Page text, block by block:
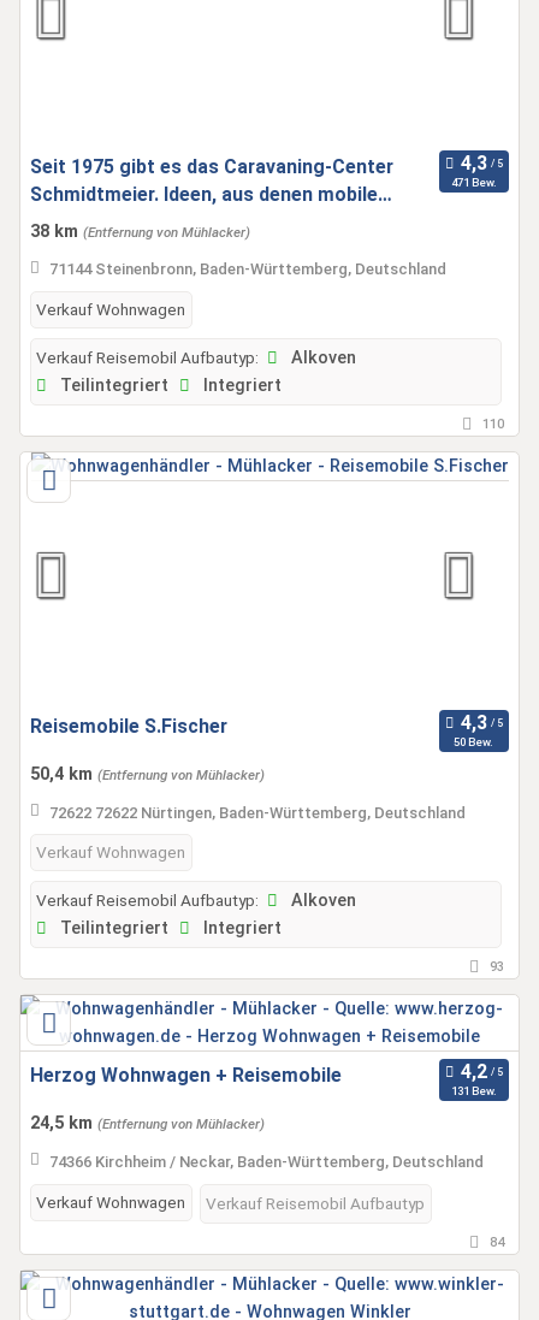
Seit 1975 gibt es das Caravaning-Center
Schmidtmeier. Ideen, aus denen mobile
Freizeit entsteht.
471 Bew.
38 km (Entfernung von Mühlacker)
71144 Steinenbronn, Baden-Württemberg, Deutschland
Verkauf Wohnwagen
Verkauf Reisemobil Aufbautyp:
Alkoven
Teilintegriert
Integriert
110
Reisemobile S.Fischer
50 Bew.
50,4 km (Entfernung von Mühlacker)
72622 72622 Nürtingen, Baden-Württemberg, Deutschland
Verkauf Wohnwagen
Verkauf Reisemobil Aufbautyp:
Alkoven
Teilintegriert
Integriert
93
Herzog Wohnwagen + Reisemobile
131 Bew.
24,5 km (Entfernung von Mühlacker)
74366 Kirchheim / Neckar, Baden-Württemberg, Deutschland
Verkauf Wohnwagen Verkauf Reisemobil Aufbautyp
84